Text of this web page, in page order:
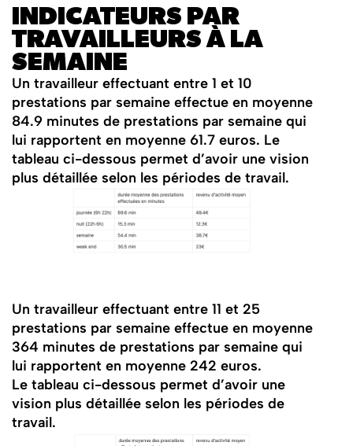
INDICATEURS PAR
TRAVAILLEURS À LA
SEMAINE
Un travailleur effectuant entre 1 et 10
prestations par semaine effectue en moyenne
84.9 minutes de prestations par semaine qui
lui rapportent en moyenne 61.7 euros. Le
tableau ci-dessous permet d’avoir une vision
plus détaillée selon les périodes de travail.
Un travailleur effectuant entre 11 et 25
prestations par semaine effectue en moyenne
364 minutes de prestations par semaine qui
lui rapportent en moyenne 242 euros.
Le tableau ci-dessous permet d’avoir une
vision plus détaillée selon les périodes de
travail.